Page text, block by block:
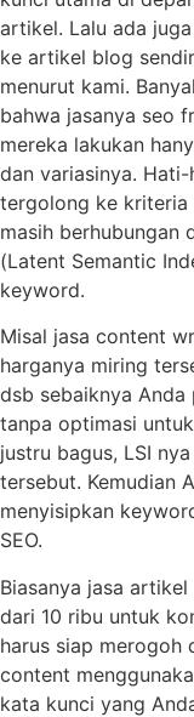
artikel. Lalu ada
ke artikel blog
menurut kami.
bahwa jasanya seo
mereka lakukan
dan variasinya.
tergolong ke
masih berhubungan
(Latent Semantic
keyword.
Misal jasa content
harganya miring
dsb sebaiknya
tanpa optimasi
justru bagus, LSI
tersebut. Kemudian
menyisipkan
SEO.
Biasanya jasa
dari 10 ribu untuk
harus siap merogoh
content
kata kunci yang